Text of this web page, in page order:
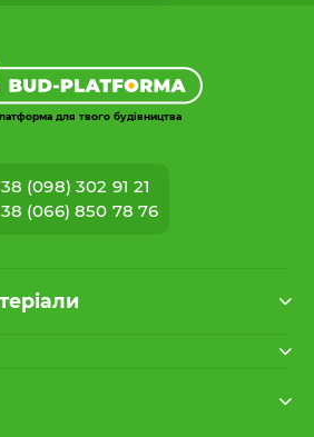
для твого будівництва
(098) 302 91 21
(066) 850 78 76